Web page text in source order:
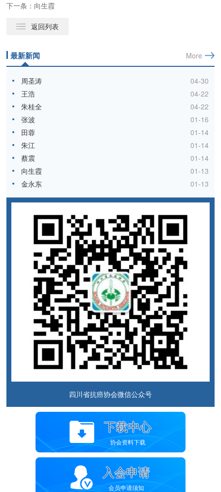
下一条：向生霞
返回列表
最新新闻 More
周圣涛
04-30
王浩
04-22
朱桂全
04-22
张波
01-16
田蓉
01-14
朱江
01-14
蔡震
01-14
向生霞
01-13
金永东
01-13
四川省抗癌协会微信公众号
下载中心
协会资料下载
入会申请
会员申请须知